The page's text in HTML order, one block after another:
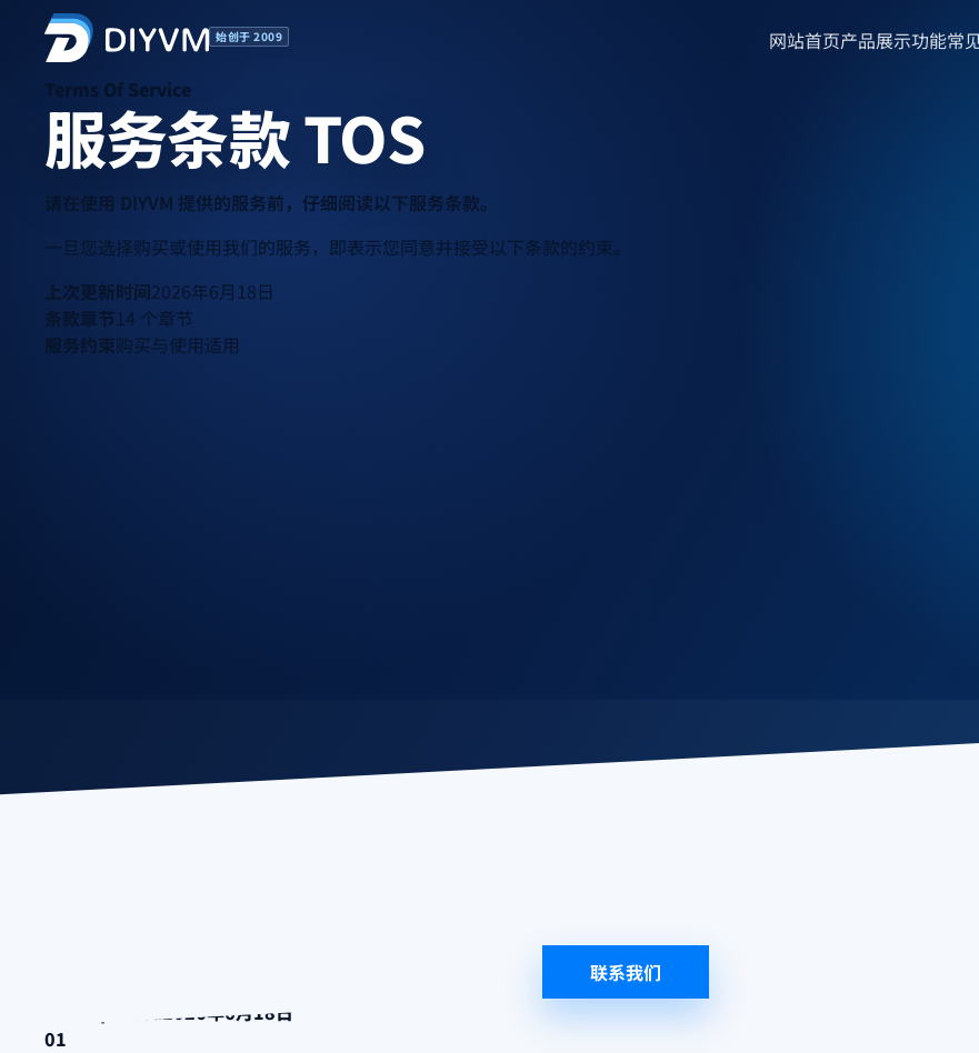
始创于 2009 网站首页产品展示功能常
Terms Of Service
服务条款TOS
请在使用 DIYVM 提供的服务前，仔细阅读以下服务条款。
一旦您选择购买或使用我们的服务，即表示您同意并接受以下条款的约束。
上次更新时间2026年6月18日
条款章节14 个章节
服务约束购买与使用适用
联系我们
Last Updated2026年6月18日
01